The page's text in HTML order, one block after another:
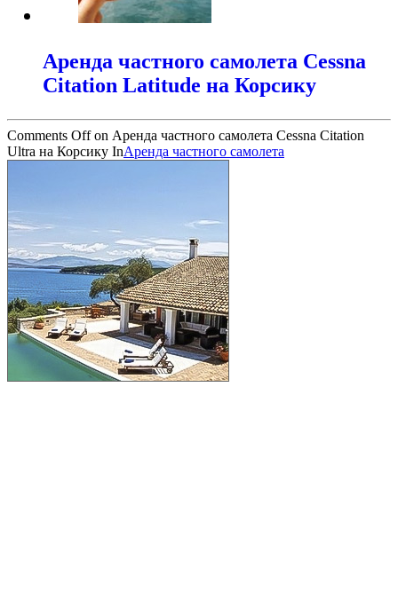
Аренда частного самолета Cessna
Citation Latitude на Корсику
Comments Offon Аренда частного самолета Cessna Citation
Ultra на Корсику InАренда частного самолета